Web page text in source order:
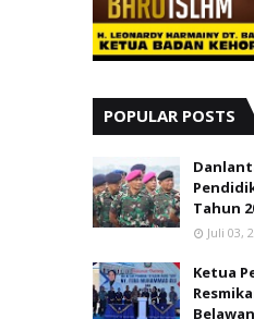
POPULAR POSTS
Tahun
Juli 03,
Ketua
Belawan